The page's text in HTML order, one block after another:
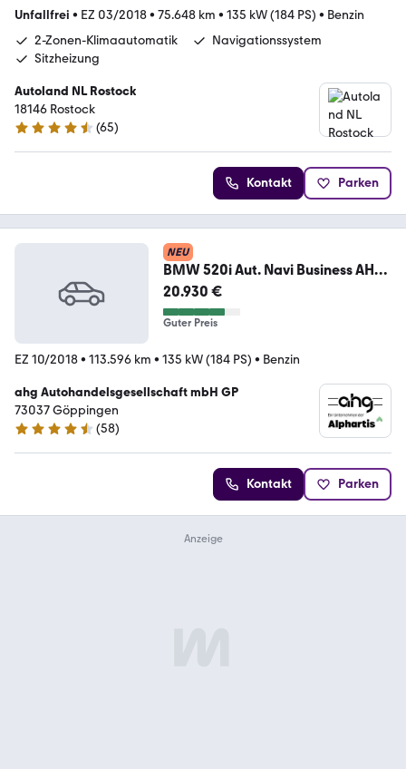
Unfallfrei • EZ 03/2018• 75.648 km • 135 kW (184 PS) • Benzin
2-Zonen-Klimaautomatik
Navigationssystem
Sitzheizung
Autoland NL Rostock
18146 Rostock
4.6 Sterne
(65)
Kontakt Parken
NEU
BMW 520i Aut. Navi Business AHK
PDC Durchlade
20.930 €
Guter Preis
EZ 10/2018• 113.596 km • 135 kW (184 PS) • Benzin
ahg Autohandelsgesellschaft mbH GP
73037 Göppingen
4.6 Sterne
(58)
Kontakt Parken